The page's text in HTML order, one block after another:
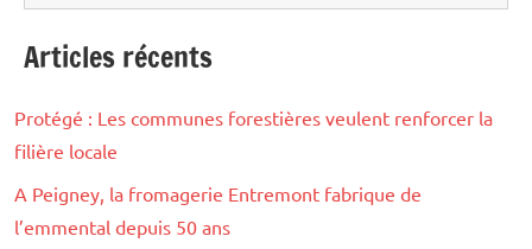
Articles récents
Protégé : Les communes forestières veulent renforcer la
filière locale
A Peigney, la fromagerie Entremont fabrique de
l’emmental depuis 50 ans